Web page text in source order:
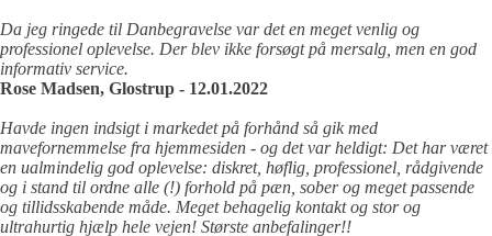
Da jeg ringede til Danbegravelse var det en meget venlig og
professionel oplevelse. Der blev ikke forsøgt på mersalg, men en god
informativ service.
Rose Madsen, Glostrup - 12.01.2022
Havde ingen indsigt i markedet på forhånd så gik med
mavefornemmelse fra hjemmesiden - og det var heldigt: Det har været
en ualmindelig god oplevelse: diskret, høflig, professionel, rådgivende
og i stand til ordne alle (!) forhold på pæn, sober og meget passende
og tillidsskabende måde. Meget behagelig kontakt og stor og
ultrahurtig hjælp hele vejen! Største anbefalinger!!